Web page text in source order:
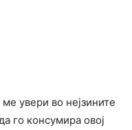
увери во нејзините
го консумира овој